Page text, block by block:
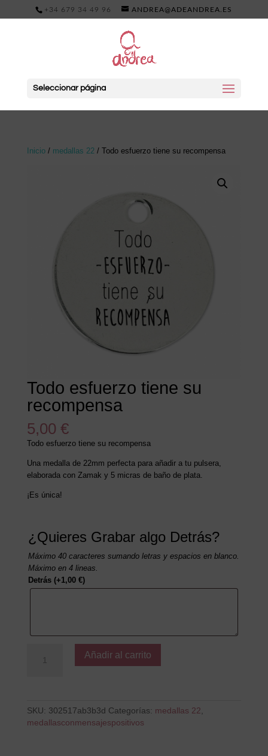
+34 679 34 49 96 ANDREA@ADEANDREA.ES
Seleccionar página
Inicio/ medallas 22/ Todo esfuerzo tiene su recompensa
Todo esfuerzo tiene su
recompensa
5,00 €
Todo esfuerzo tiene su recompensa
Una medalla de 22mm perfecta para añadir a tu pulsera,
elaborada con Zamak y 5 micras de baño de plata.
¡Es única!
¿Quieres Grabar algo Detrás?
Máximo 40 caracteres sumando letras y espacios en blanco.
Máximo en 4 lineas.
Detrás (+1,00 €)
esfuerzo
cantidad
Añadir al carrito
SKU: 302517ab3b3d Categorías: medallas 22,
medallasconmensajespositivos